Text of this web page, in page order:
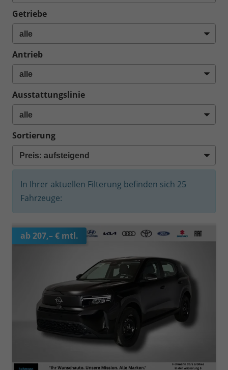
Getriebe
Antrieb
Ausstattungslinie
Sortierung
In Ihrer aktuellen Filterung befinden sich 25
Fahrzeuge:
ab 207,– € mtl.